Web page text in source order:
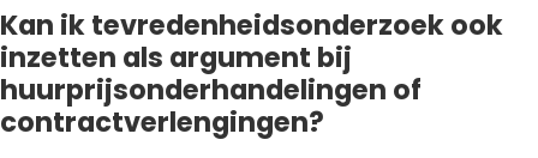
Kan ik tevredenheidsonderzoek ook
inzetten als argument bij
huurprijsonderhandelingen of
contractverlengingen?